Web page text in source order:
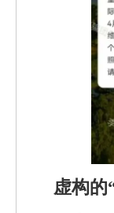
虚构的